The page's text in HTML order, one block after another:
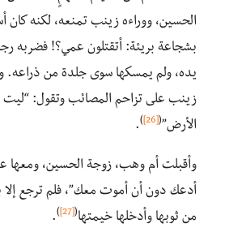
الحسين، ووراءه زينب تمنعه، لكنه كان
بشجاعة بريئة: أتقتلون عمي؟! فضربه
يده، ولم يمسكها سوى جلدة من ذراعه.
زينب على تزاحم المصائب وتقول: “ليت
الأرض”(
[26]
)
.
وأقبلت أم وهب، زوجة الحسين، ومعها
أدعك دون أن أموت معك”، فلم ترجع إلا
من ثوبها وأدخلها خيمتها(
[27]
)
.